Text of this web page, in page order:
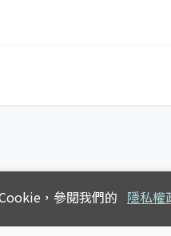
，參閱我們的 隱私權